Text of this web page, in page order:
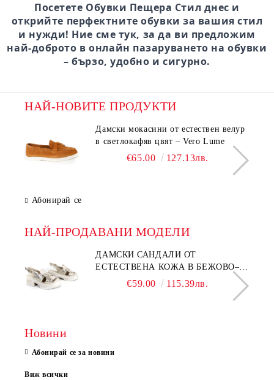
Посетете Обувки Пещера Стил днес и
открийте перфектните обувки за вашия стил
и нужди! Ние сме тук, за да ви предложим
най-доброто в онлайн пазаруването на обувки
– бързо, удобно и сигурно.
НАЙ-НОВИТЕ ПРОДУКТИ
Дамски мокасини от естествен велур
в светлокафяв цвят – Vero Lume
€65.00 127.13лв.
Абонирай се
НАЙ-ПРОДАВАНИ МОДЕЛИ
ДАМСКИ САНДАЛИ ОТ
ЕСТЕСТВЕНА КОЖА В БЕЖОВО–
МОДЕЛ NOVA.
€59.00 115.39лв.
Новини
Абонирай се за новини
Виж всички